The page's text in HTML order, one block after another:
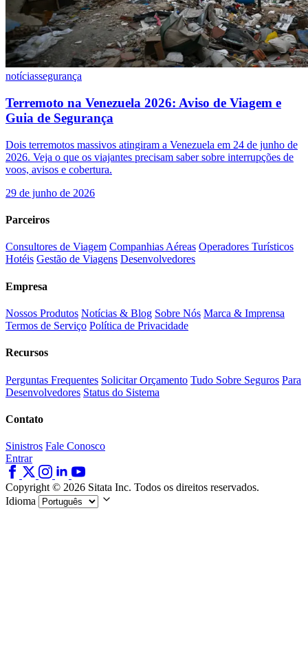
notíciassegurança
Terremoto na Venezuela 2026: Aviso de Viagem e
Guia de Segurança
Dois terremotos massivos atingiram a Venezuela em 24 de junho de
2026. Veja o que os viajantes precisam saber sobre interrupções de
voos, avisos e cobertura.
29 de junho de 2026
Parceiros
Consultores de Viagem Companhias Aéreas Operadores Turísticos
Hotéis Gestão de Viagens Desenvolvedores
Empresa
Nossos Produtos Notícias & Blog Sobre Nós Marca & Imprensa
Termos de Serviço Política de Privacidade
Recursos
Perguntas Frequentes Solicitar Orçamento Tudo Sobre Seguros Para
Desenvolvedores Status do Sistema
Contato
Sinistros Fale Conosco
Entrar
Copyright © 2026 Sitata Inc. Todos os direitos reservados.
Idioma